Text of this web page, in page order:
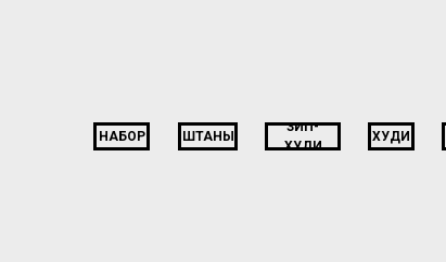
НАБОР ШТАНЫ
ЗИП-
ХУДИ
ХУДИ